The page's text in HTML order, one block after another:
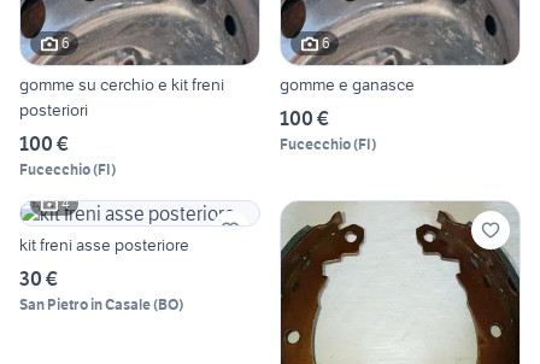
6
gomme su cerchio e kit freni
posteriori
100 €
Fucecchio(FI)
6
gomme e ganasce
100 €
Fucecchio(FI)
4
kit freni asse posteriore
30 €
San Pietro in Casale(BO)